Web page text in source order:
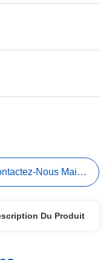
Nous Maintenant
Du Produit